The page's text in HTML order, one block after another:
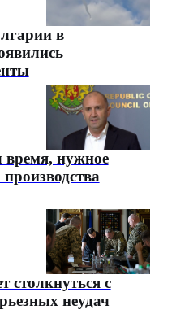
в
время, нужное
с
неудач